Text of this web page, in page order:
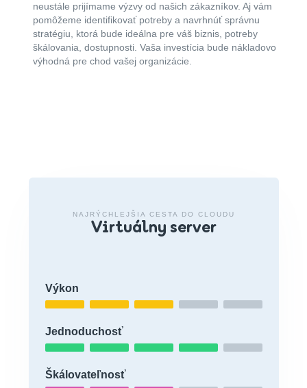
neustále prijímame výzvy od našich zákazníkov. Aj vám
pomôžeme identifikovať potreby a navrhnúť správnu
stratégiu, ktorá bude ideálna pre váš biznis, potreby
škálovania, dostupnosti. Vaša investícia bude nákladovo
výhodná pre chod vašej organizácie.
NAJRÝCHLEJŠIA CESTA DO CLOUDU
Virtuálny server
Výkon
Jednoduchosť
Škálovateľnosť